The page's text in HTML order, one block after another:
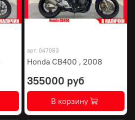
арт. 047053
Honda CB400 , 2008
355000 руб
В корзину